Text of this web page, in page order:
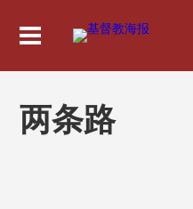
两条路